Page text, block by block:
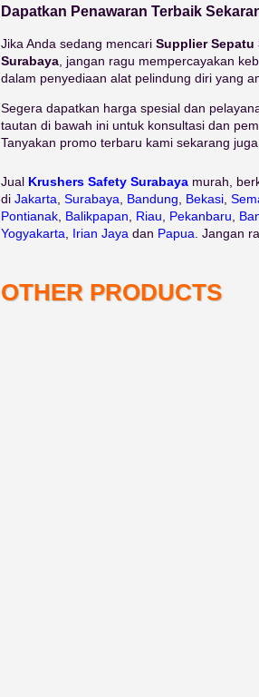
Dapatkan Penawaran Terbaik
Jika Anda sedang mencari Supplier Sepatu
Surabaya, jangan ragu mempercayakan
dalam penyediaan alat pelindung diri yang
Segera dapatkan harga spesial dan
tautan di bawah ini untuk konsultasi dan
Tanyakan promo terbaru kami sekarang
Jual Krushers Safety Surabayamurah,
di Jakarta Surabaya Bandung Bekasi,
Pontianak, Balikpapan Riau Pekanbaru
Yogyakarta
Irian Jaya dan Papua . Jangan
OTHER PRODUCTS